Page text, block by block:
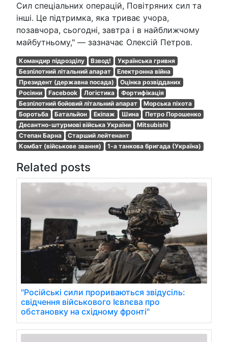
Сил спеціальних операцій, Повітряних сил та
інші. Це підтримка, яка триває учора,
позавчора, сьогодні, завтра і в найближчому
майбутньому," — зазначає Олексій Петров.
Командир підрозділу Взвод!
Українська гривня
Безпілотний літальний апарат
Електронна війна
Президент (державна посада)
Оцінка розвідданих
Росіяни
Facebook Логістика
Фортифікація
Безпілотний бойовий літальний апарат
Морська піхота
Боротьба
Батальйон Екіпаж Шина
Петро Порошенко
Десантно-штурмові війська України
Mitsubishi
Степан Барна
Старший лейтенант
Комбат (військове звання)
1-а танкова бригада (Україна)
Related posts
"Російські сили прориваються звідусіль:
свідчення військового Ієвлєва про
обстановку на східному фронті"